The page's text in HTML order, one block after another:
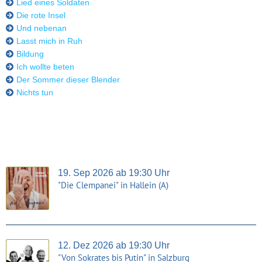
Lied eines Soldaten
Die rote Insel
Und nebenan
Lasst mich in Ruh
Bildung
Ich wollte beten
Der Sommer dieser Blender
Nichts tun
19. Sep 2026 ab 19:30 Uhr
"Die Clempanei" in Hallein (A)
12. Dez 2026 ab 19:30 Uhr
"Von Sokrates bis Putin" in Salzburg